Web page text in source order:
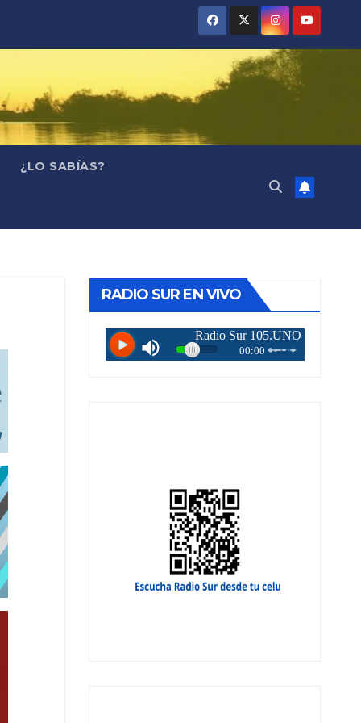
¿LO SABÍAS?
RADIO SUR EN VIVO